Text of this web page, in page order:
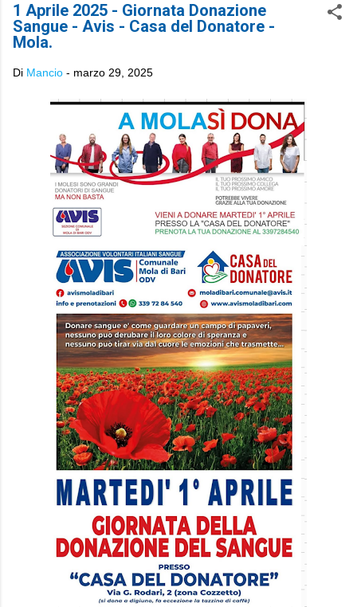
1 Aprile 2025 - Giornata Donazione
Sangue - Avis - Casa del Donatore -
Mola.
Di Mancio - marzo 29, 2025